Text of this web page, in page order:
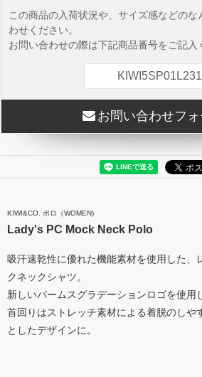
この商品の入荷状況や、サイズ感などの
わせください。
お問い合わせの際は下記商品番号をご記入
KIWI5SP01L231
お問い合わせフ
KIWI&CO. ポロ（WOMEN)
Lady's PC Mock Neck Polo
吸汗速乾性に優れた機能素材を使用した、
クネックシャツ。
新しいパームスグラデーションロゴを使用
首回りはストレッチ素材による着脱のしや
としたデザインに。